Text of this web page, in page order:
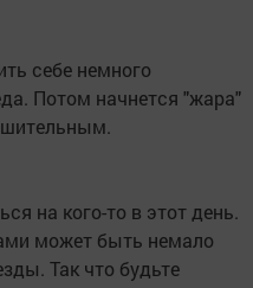
себе немного
Потом начнется "жара"
на кого-то в этот день.
может быть немало
Так что будьте